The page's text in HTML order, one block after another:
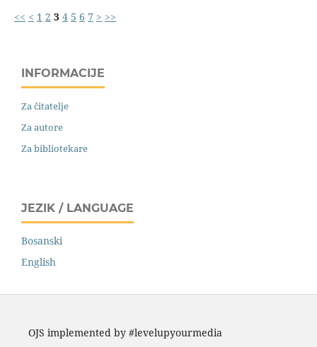
<< < 1 2 3 4 5 6 7 > >>
INFORMACIJE
Za čitatelje
Za autore
Za bibliotekare
JEZIK / LANGUAGE
Bosanski
English
OJS implemented by #levelupyourmedia